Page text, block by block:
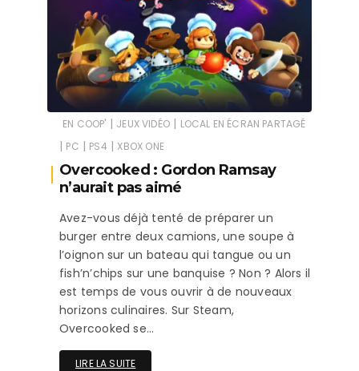
EN COOP' | JEUX VIDÉO | LOCAL EN ÉCRAN PARTAGÉ
| PC | PS4 | XBOX ONE
Overcooked : Gordon Ramsay
n’aurait pas aimé
Avez-vous déjà tenté de préparer un
burger entre deux camions, une soupe à
l’oignon sur un bateau qui tangue ou un
fish’n’chips sur une banquise ? Non ? Alors il
est temps de vous ouvrir à de nouveaux
horizons culinaires. Sur Steam,
Overcooked se…
LIRE LA SUITE